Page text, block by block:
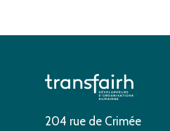
204 rue de Crimée